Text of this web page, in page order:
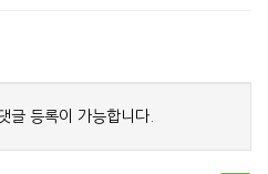
글 등록이 가능합니다.